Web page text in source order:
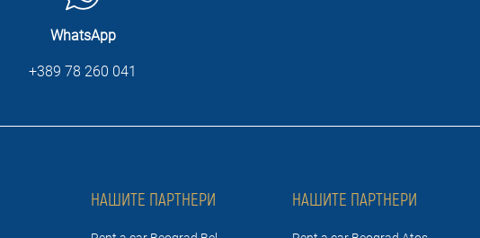
WhatsApp
+389 78 260 041
НАШИТЕ ПАРТНЕРИ НАШИТЕ ПАРТНЕРИ